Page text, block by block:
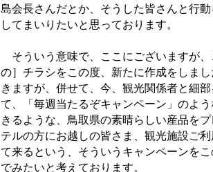
島会長さんだとか、そうした皆さんと行
してまいりたいと思っております。
そういう意味で、ここにございますが、
の］チラシをこの度、新たに作成をしま
きますが、併せて、今、観光関係者と細
て、「毎週当たるぞキャンペーン」のよ
きるような、鳥取県の素晴らしい産品を
テルの方にお越しの皆さま、観光施設ご
て来るという、そういうキャンペーンを
でみたいと考えております。